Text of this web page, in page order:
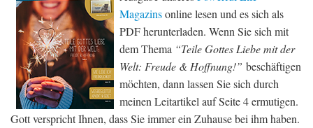
Magazinsonline lesen und es sich als
PDF herunterladen. Wenn Sie sich mit
dem Thema “Teile Gottes Liebe mit der
Welt: Freude & Hoffnung!” beschäftigen
möchten, dann lassen Sie sich durch
meinen Leitartikel auf Seite 4 ermutigen.
Gott verspricht Ihnen, dass Sie immer ein Zuhause bei ihm haben.